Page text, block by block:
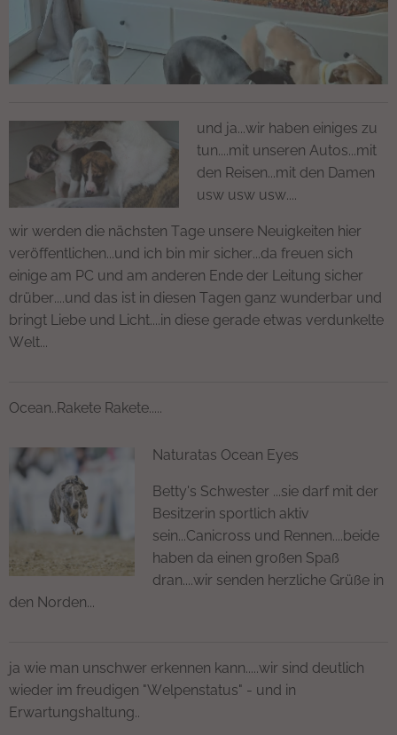
und ja...wir haben einiges zu
tun....mit unseren Autos...mit
den Reisen...mit den Damen
usw usw usw....
wir werden die nächsten Tage unsere Neuigkeiten hier
veröffentlichen...und ich bin mir sicher...da freuen sich
einige am PC und am anderen Ende der Leitung sicher
drüber....und das ist in diesen Tagen ganz wunderbar und
bringt Liebe und Licht....in diese gerade etwas verdunkelte
Welt...
Ocean..Rakete Rakete.....
Naturatas Ocean Eyes
Betty's Schwester ...sie darf mit der
Besitzerin sportlich aktiv
sein...Canicross und Rennen....beide
haben da einen großen Spaß
dran....wir senden herzliche Grüße in
den Norden...
ja wie man unschwer erkennen kann.....wir sind deutlich
wieder im freudigen "Welpenstatus" - und in
Erwartungshaltung..